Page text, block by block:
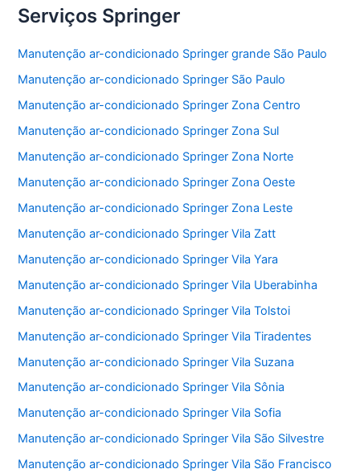
Serviços Springer
Manutenção ar-condicionado Springer grande São Paulo
Manutenção ar-condicionado Springer São Paulo
Manutenção ar-condicionado Springer Zona Centro
Manutenção ar-condicionado Springer Zona Sul
Manutenção ar-condicionado Springer Zona Norte
Manutenção ar-condicionado Springer Zona Oeste
Manutenção ar-condicionado Springer Zona Leste
Manutenção ar-condicionado Springer Vila Zatt
Manutenção ar-condicionado Springer Vila Yara
Manutenção ar-condicionado Springer Vila Uberabinha
Manutenção ar-condicionado Springer Vila Tolstoi
Manutenção ar-condicionado Springer Vila Tiradentes
Manutenção ar-condicionado Springer Vila Suzana
Manutenção ar-condicionado Springer Vila Sônia
Manutenção ar-condicionado Springer Vila Sofia
Manutenção ar-condicionado Springer Vila São Silvestre
Manutenção ar-condicionado Springer Vila São Francisco